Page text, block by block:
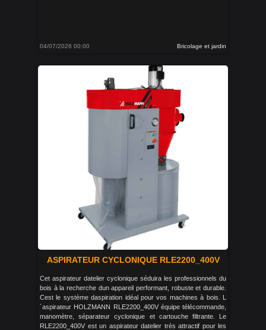
04/07/2026 00:00 Bricolage et jardin
ASPIRATEUR CYCLONIQUE RLE2200_400V
Cet aspirateur datelier cyclonique séduira les professionnels du
bois à la recherche dun appareil performant, robuste et durable.
Cest le système daspiration idéal pour vos machines à bois. L
´aspirateur HOLZMANN RLE2200_400V équipe télécommande,
manomètre, séparateur cyclonique et cartouche filtrante. Le
RLE2200_400V est un aspirateur datelier très attractif pour les